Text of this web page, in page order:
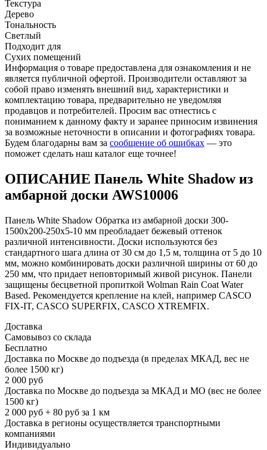
Текстура
Дерево
Тональность
Светлый
Подходит для
Сухих помещений
Информация о товаре предоставлена для ознакомления и не
является публичной офертой. Производители оставляют за
собой право изменять внешний вид, характеристики и
комплектацию товара, предварительно не уведомляя
продавцов и потребителей. Просим вас отнестись с
пониманием к данному факту и заранее приносим извинения
за возможные неточности в описании и фотографиях товара.
Будем благодарны вам за сообщение об ошибках — это
поможет сделать наш каталог еще точнее!
ОПИСАНИЕ Панель White Shadow из
амбарной доски AWS10006
Панель White Shadow Обратка из амбарной доски 300-
1500х200-250х5-10 мм преобладает бежевый оттенок
различной интенсивности. Доски используются без
стандартного шага длина от 30 см до 1,5 м, толщина от 5 до 10
мм, можно комбинировать доски различной ширины от 60 до
250 мм, что придает неповторимый живой рисунок. Панели
защищены бесцветной пропиткой Wolman Rain Coat Water
Based. Рекомендуется крепление на клей, например CASCO
FIX-IT, CASCO SUPERFIX, CASCO XTREMFIX.
Доставка
Самовывоз со склада
Бесплатно
Доставка по Москве до подъезда (в пределах МКАД, вес не
более 1500 кг)
2 000 руб
Доставка по Москве до подъезда за МКАД и МО (вес не более
1500 кг)
2 000 руб + 80 руб за 1 км
Доставка в регионы осуществляется транспортными
компаниями
Индивидуально